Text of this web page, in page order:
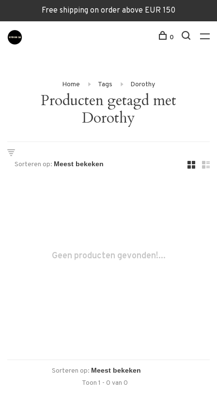
Free shipping on order above EUR 150
0
Home Tags Dorothy
Producten getagd met
Dorothy
Sorteren op:
Geen producten gevonden!...
Sorteren op:
Toon 1 - 0 van 0